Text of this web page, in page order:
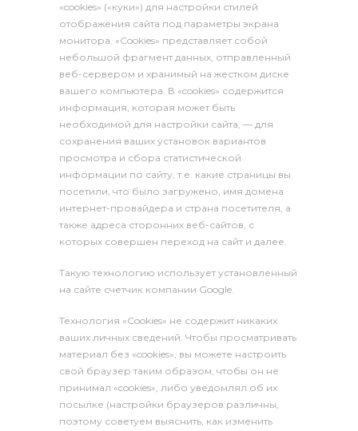
«cookies» («куки») для настройки стилей
отображения сайта под параметры экрана
монитора. «Сookies» представляет собой
небольшой фрагмент данных, отправленный
веб-сервером и хранимый на жестком диске
вашего компьютера. В «cookies» содержится
информация, которая может быть
необходимой для настройки сайта, — для
сохранения ваших установок вариантов
просмотра и сбора статистической
информации по сайту, т.е. какие страницы вы
посетили, что было загружено, имя домена
интернет-провайдера и страна посетителя, а
также адреса сторонних веб-сайтов, с
которых совершен переход на сайт и далее.
Такую технологию использует установленный
на сайте счетчик компании Google.
Технология «Cookies» не содержит никаких
ваших личных сведений. Чтобы просматривать
материал без «cookies», вы можете настроить
свой браузер таким образом, чтобы он не
принимал «cookies», либо уведомлял об их
посылке (настройки браузеров различны,
поэтому советуем выяснить, как изменить